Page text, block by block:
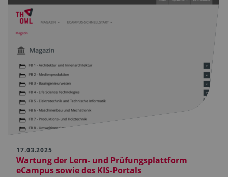
17.03.2025
Wartung der Lern- und Prüfungsplattform
eCampus sowie des KIS-Portals